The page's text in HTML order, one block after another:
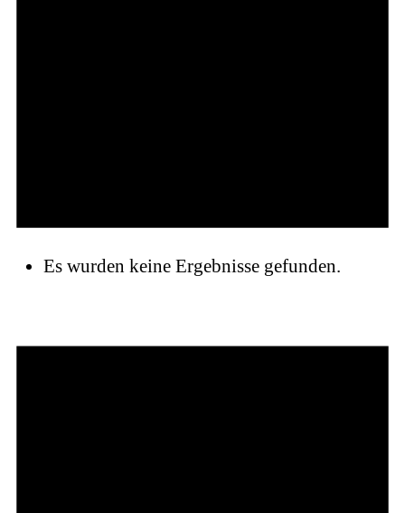
Es wurden keine Ergebnisse gefunden.